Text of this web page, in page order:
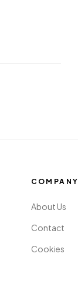
COMPANY
About Us
Contact
Cookies